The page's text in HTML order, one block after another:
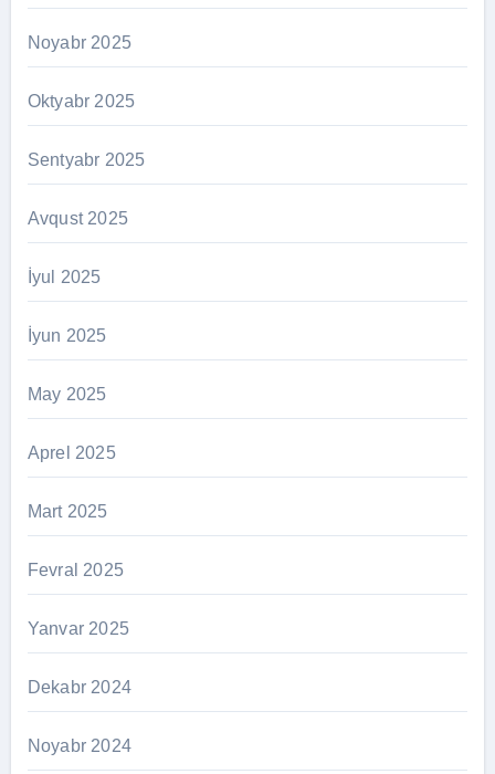
Noyabr 2025
Oktyabr 2025
Sentyabr 2025
Avqust 2025
İyul 2025
İyun 2025
May 2025
Aprel 2025
Mart 2025
Fevral 2025
Yanvar 2025
Dekabr 2024
Noyabr 2024